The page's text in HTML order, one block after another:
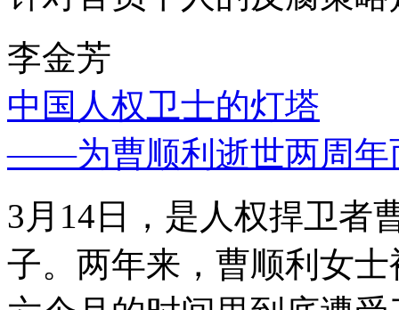
李金芳
中国人权卫士的灯塔
——为曹顺利逝世两周年
3月14日，是人权捍卫者
子。两年来，曹顺利女